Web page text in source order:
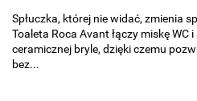
Spłuczka, której nie widać, zmienia
Toaleta Roca Avant łączy miskę WC
ceramicznej bryle, dzięki czemu
bez...